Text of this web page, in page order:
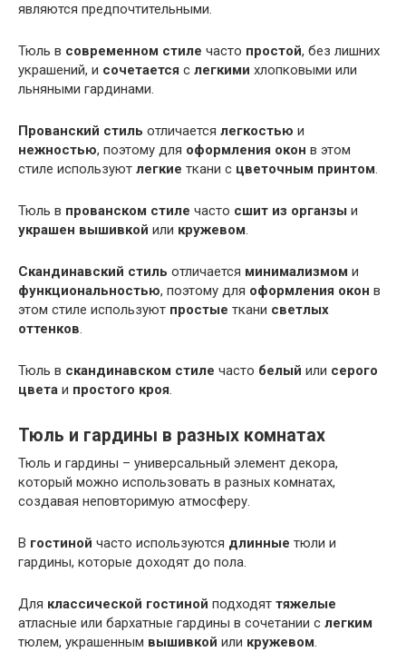
являются предпочтительными.
Тюль в современном стиле часто простой, без лишних
украшений, и сочетается с легкими хлопковыми или
льняными гардинами.
Прованский стиль отличается легкостью и
нежностью, поэтому для оформления окон в этом
стиле используют легкие ткани с цветочным принтом.
Тюль в прованском стиле часто сшит из органзы и
украшен вышивкой или кружевом.
Скандинавский стиль отличается минимализмом и
функциональностью, поэтому для оформления окон в
этом стиле используют простые ткани светлых
оттенков.
Тюль в скандинавском стиле часто белый или серого
цвета и простого кроя.
Тюль и гардины в разных комнатах
Тюль и гардины – универсальный элемент декора,
который можно использовать в разных комнатах,
создавая неповторимую атмосферу.
В гостиной часто используются длинные тюли и
гардины, которые доходят до пола.
Для классической гостиной подходят тяжелые
атласные или бархатные гардины в сочетании с легким
тюлем, украшенным вышивкой или кружевом.